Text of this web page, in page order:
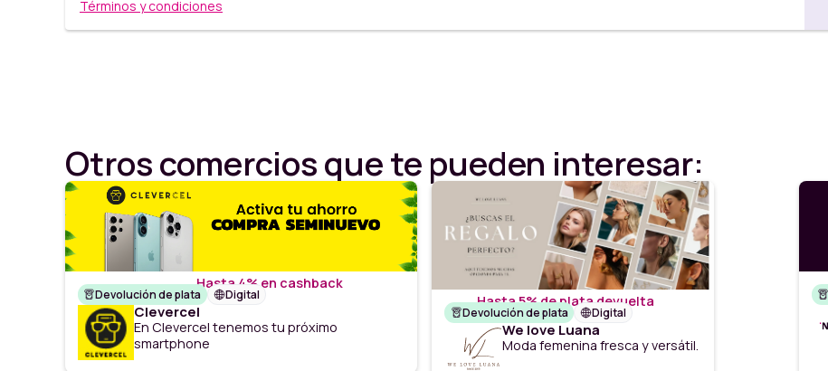
Términos y condiciones
Otros comercios que te pueden interesar:
Hasta 4% en cashback
Devolución de plata Digital
Clevercel
En Clevercel tenemos tu próximo
smartphone
Hasta 5% de plata devuelta
Devolución de plata Digital
We love Luana
Moda femenina fresca y versátil.